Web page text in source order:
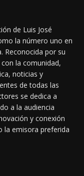
de Luis José
la número uno en
Reconocida por su
la comunidad,
noticias y
de todas las
se dedica a
a la audiencia
y conexión
la emisora preferida